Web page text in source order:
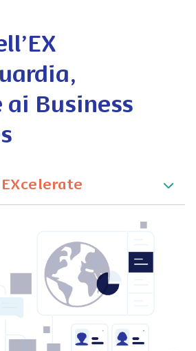
Business
EXcelerate